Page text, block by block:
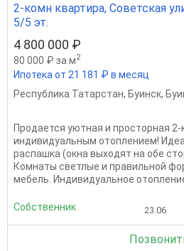
2-комн квартира, Советская
5/5 эт.
4 800 000 ₽
80 000 ₽ за м2
Ипотека от 21 181 ₽ в месяц
Республика Татарстан, Буинск,
Продается уютная и просторная 2-
индивидуальным отоплением!
распашка (окна выходят на обе
Комнаты светлые и правильной
мебель. Индивидуальное
Собственник 23.06